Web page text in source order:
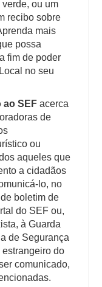
ou um
recibo sobre
mais
possa
fim de poder
no seu
ao SEF acerca
de
ou
aqueles que
a cidadãos
lo, no
boletim de
do SEF ou,
à Guarda
de Segurança
do
comunicado,